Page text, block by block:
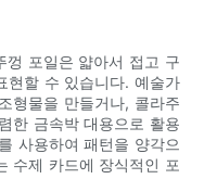
껑 포일은 얇아서 접고 구
현할 수 있습니다. 예술가
형물을 만들거나, 콜라주
한 금속박 대용으로 활용
사용하여 패턴을 양각으
수제 카드에 장식적인 포